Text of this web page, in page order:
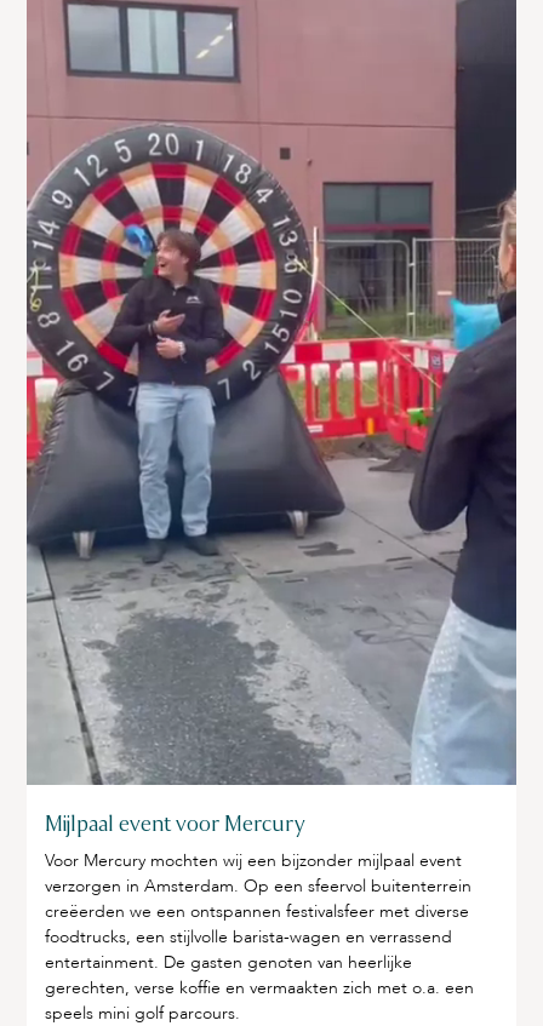
Mijlpaal event voor Mercury
Voor Mercury mochten wij een bijzonder mijlpaal event
verzorgen in Amsterdam. Op een sfeervol buitenterrein
creëerden we een ontspannen festivalsfeer met diverse
foodtrucks, een stijlvolle barista-wagen en verrassend
entertainment. De gasten genoten van heerlijke
gerechten, verse koffie en vermaakten zich met o.a. een
speels mini golf parcours.